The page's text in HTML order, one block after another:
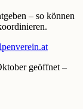
– so können
geöffnet –